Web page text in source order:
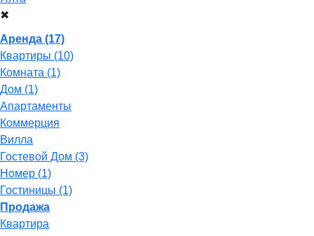
✖
Аренда (17)
Квартиры (10)
Комната (1)
Дом (1)
Апартаменты
Коммерция
Вилла
Гостевой Дом (3)
Номер (1)
Гостиницы (1)
Продажа
Квартира